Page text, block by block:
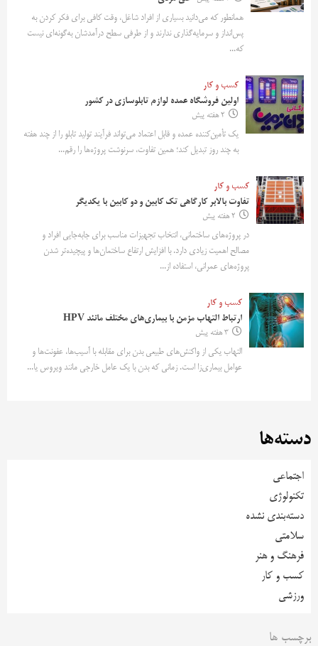
همانطور که می‌دانید بسیاری از افراد شاغل، وقت کافی برای فکر کردن به
پس‌انداز و سرمایه‌گذاری ندارند و از طرفی سطح درآمدشان به‌گونه‌ای نیست
که...
کسب و کار
اولین فروشگاه عمده لوازم تابلوسازی در کشور
2 هفته پیش
یک تأمین‌کننده عمده و قابل اعتماد می‌تواند فرآیند تولید تابلو را از چند هفته
به چند روز تبدیل کند؛ همین تفاوت، سرنوشت پروژه‌ها را رقم...
کسب و کار
تفاوت بالابر کارگاهی تک کابین و دو کابین با یکدیگر
2 هفته پیش
در پروژه‌های ساختمانی، انتخاب تجهیزات مناسب برای جابه‌جایی افراد و
مصالح اهمیت زیادی دارد. با افزایش ارتفاع ساختمان‌ها و پیچیده‌تر شدن
پروژه‌های عمرانی، استفاده از...
کسب و کار
ارتباط التهاب مزمن با بیماری‌های مختلف مانند HPV
3 هفته پیش
التهاب یکی از واکنش‌های طبیعی بدن برای مقابله با آسیب‌ها، عفونت‌ها و
عوامل بیماری‌زا است. زمانی که بدن با یک عامل خارجی مانند ویروس یا...
دسته‌ها
اجتماعی
تکنولوژی
دسته‌بندی نشده
سلامتی
فرهنگ و هنر
کسب و کار
ورزشی
برچسب ها